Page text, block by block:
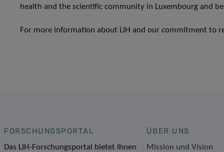
health and the scientific community in Luxembourg and
For more information about LIH and our commitment to
FORSCHUNGSPORTAL
Das LIH-Forschungsportal bietet Ihnen
ÜBER UNS
Mission und Vision